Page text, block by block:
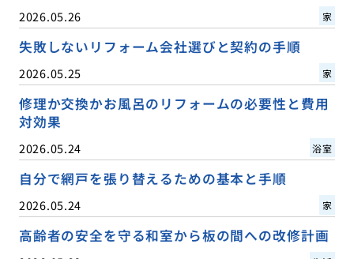
2026.05.26 家
失敗しないリフォーム会社選びと契約の手順
2026.05.25 家
修理か交換かお風呂のリフォームの必要性と費用
対効果
2026.05.24 浴室
自分で網戸を張り替えるための基本と手順
2026.05.24 家
高齢者の安全を守る和室から板の間への改修計画